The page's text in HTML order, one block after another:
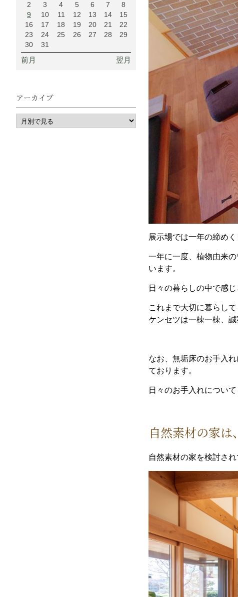
展示場では一年の締めく
一年に一度、植物由来
います。
日々の暮らしの中で感
これまで大切に暮らし
ケンセツは一棟一棟、
なお、無垢床のお手入
ております。
日々のお手入れについ
自然素材の家
自然素材の家を検討さ
2
3 4 5 6 7
8
9
10 11 12 13 14
15
16
17 18 19 20 21
22
23
24 25 26 27 28
29
30
31
前月 翌月
アーカイブ